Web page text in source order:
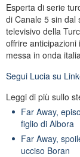
Esperta di serie
di Canale 5 sin dal
televisivo della
offrire
messa in onda
Segui Lucia su
Leggi di più sullo
Far Away,
figlio di Albora
Far Away,
ucciso Boran